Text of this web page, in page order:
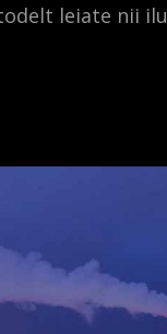
leiate nii